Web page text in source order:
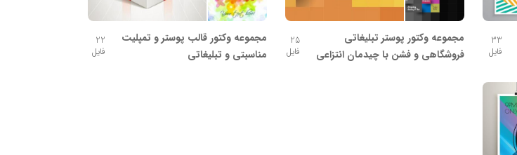
33
فایل
مجموعه وکتور پوستر تبلیغاتی
فروشگاهی و فشن با چیدمان انتزاعی
25
فایل
مجموعه وکتور قالب پوستر و تمپلیت
مناسبتی و تبلیغاتی
22
فایل